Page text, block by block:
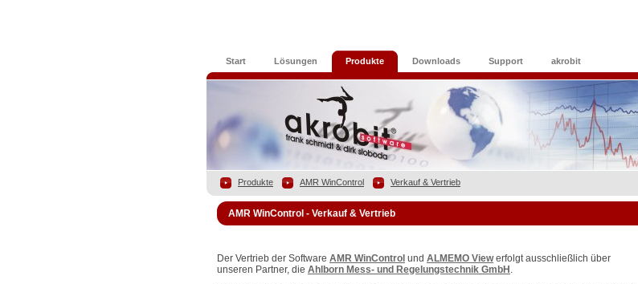
Start Lösungen Produkte Downloads Support akrobit
Produkte AMR WinControl Verkauf & Vertrieb
AMR WinControl - Verkauf & Vertrieb
Der Vertrieb der Software AMR WinControl und ALMEMO Viewerfolgt ausschließlich über
unseren Partner, die Ahlborn Mess- und Regelungstechnik GmbH .